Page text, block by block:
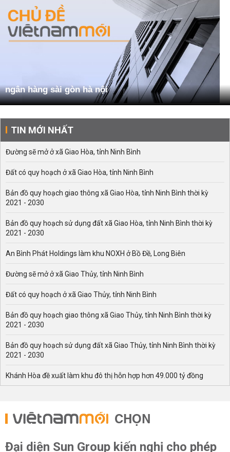
ngân hàng sài gòn hà nội
TIN MỚI NHẤT
Đường sẽ mở ở xã Giao Hòa, tỉnh Ninh Bình
Đất có quy hoạch ở xã Giao Hòa, tỉnh Ninh Bình
Bản đồ quy hoạch giao thông xã Giao Hòa, tỉnh Ninh Bình thời kỳ
2021 - 2030
Bản đồ quy hoạch sử dụng đất xã Giao Hòa, tỉnh Ninh Bình thời kỳ
2021 - 2030
An Bình Phát Holdings làm khu NOXH ở Bồ Đề, Long Biên
Đường sẽ mở ở xã Giao Thủy, tỉnh Ninh Bình
Đất có quy hoạch ở xã Giao Thủy, tỉnh Ninh Bình
Bản đồ quy hoạch giao thông xã Giao Thủy, tỉnh Ninh Bình thời kỳ
2021 - 2030
Bản đồ quy hoạch sử dụng đất xã Giao Thủy, tỉnh Ninh Bình thời kỳ
2021 - 2030
Khánh Hòa đề xuất làm khu đô thị hỗn hợp hơn 49.000 tỷ đồng
CHỌN
Đại diện Sun Group kiến nghị cho phép